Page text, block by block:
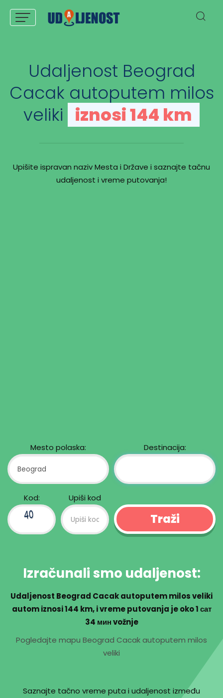
Udaljenost Beograd
Cacak autoputem milos
veliki iznosi 144 km
Upišite ispravan naziv Mesta i Države i saznajte tačnu
udaljenost i vreme putovanja!
Mesto polaska: Destinacija:
Kod: Upiši kod
Izračunali smo udaljenost:
Udaljenost Beograd Cacak autoputem milos veliki
autom iznosi144 km, i vreme putovanja je oko1 сат
34 минvožnje
Pogledajte mapu Beograd Cacak autoputem milos
veliki
Saznajte tačno vreme puta i udaljenost između